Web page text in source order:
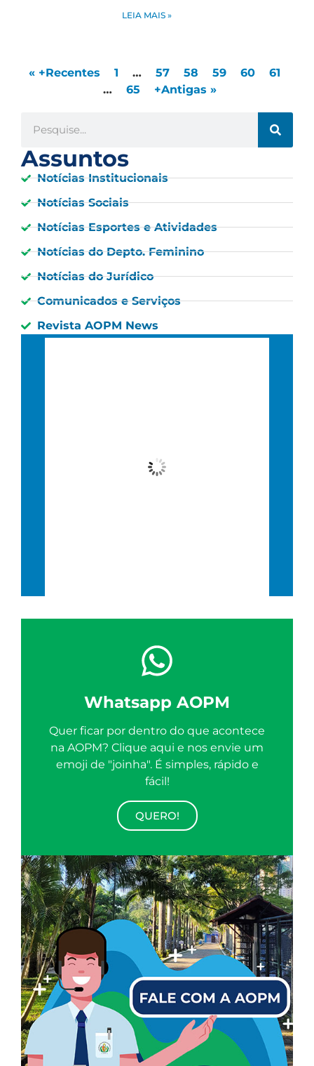
LEIA MAIS »
« +Recentes 1 … 57 58 59 60
61
…
65 +Antigas »
Assuntos
Notícias Institucionais
Notícias Sociais
Notícias Esportes e Atividades
Notícias do Depto. Feminino
Notícias do Jurídico
Comunicados e Serviços
Revista AOPM News
Wind Gust:
Whatsapp AOPM
Quer ficar por dentro do que acontece
na AOPM? Clique aqui e nos envie um
emoji de "joinha". É simples, rápido e
fácil!
QUERO!